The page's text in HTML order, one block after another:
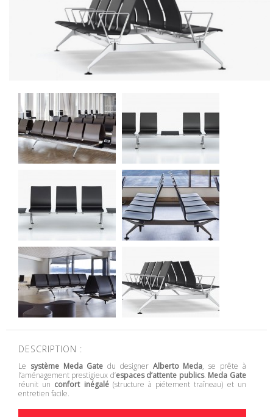
DESCRIPTION :
Le système Meda Gate du designer Alberto Meda, se prête à
l’aménagement prestigieux d’espaces d’attente publics. Meda Gate
réunit un confort inégalé(structure à piétement traîneau) et un
entretien facile.